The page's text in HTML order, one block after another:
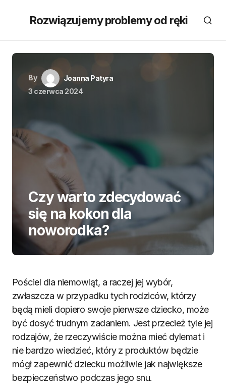
Rozwiązujemy problemy od ręki
By
Joanna Patyra
3 czerwca 2024
Czy warto zdecydować
się na kokon dla
noworodka?
Pościel dla niemowląt, a raczej jej wybór,
zwłaszcza w przypadku tych rodziców, którzy
będą mieli dopiero swoje pierwsze dziecko, może
być dosyć trudnym zadaniem. Jest przecież tyle jej
rodzajów, że rzeczywiście można mieć dylemat i
nie bardzo wiedzieć, który z produktów będzie
mógł zapewnić dziecku możliwie jak największe
bezpieczeństwo podczas jego snu.